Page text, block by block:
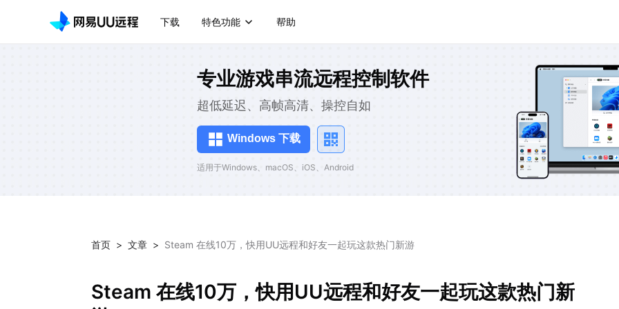
下载 特色功能 帮助
专业游戏串流远程控制软件
超低延迟、高帧高清、操控自如
Windows 下载
适用于Windows、macOS、iOS、Android
首页 > 文章 > Steam 在线10万，快用UU远程和好友一起玩这款热门新游
Steam 在线10万，快用UU远程和好友一起玩这款热门新